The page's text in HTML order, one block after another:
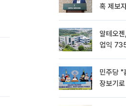
혹 제보
알테오
업익
민주당 "
장보기